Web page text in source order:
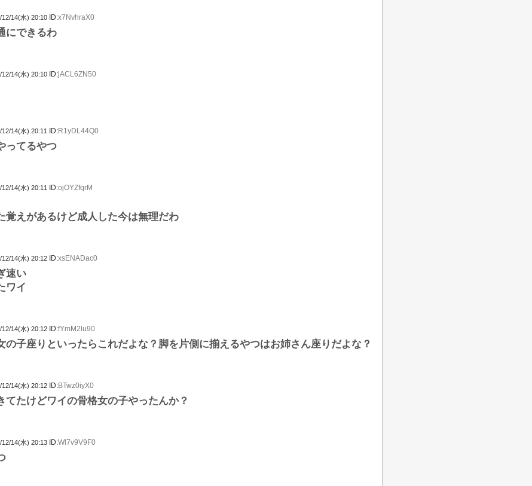
12/14(水) 20:10 ID:x7NvhraX0
にできるわ
12/14(水) 20:10 ID:jACL6ZN50
12/14(水) 20:11 ID:R1yDL44Q0
ってるやつ
12/14(水) 20:11 ID:ojOYZfqrM
覚えがあるけど成人した今は無理だわ
12/14(水) 20:12 ID:xsENADac0
速い
ワイ
12/14(水) 20:12 ID:fYmM2lu90
の子座りといったらこれだよな？脚を片側に揃えるやつはお姉さん座りだよな？
12/14(水) 20:12 ID:BTwz0iyX0
てたけどワイの骨格女の子やったんか？
12/14(水) 20:13 ID:Wl7v9V9F0